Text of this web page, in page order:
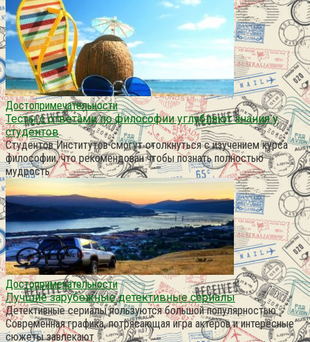
Достопримечательности
Тесты с ответами по философии углубляют знания у
студентов
Студентов Институтов смогут столкнуться с изучением курса
философии, что рекомендован чтобы познать полностью
мудрость
Достопримечательности
Лучшие зарубежные детективные сериалы
Детективные сериалы пользуются большой популярностью.
Современная графика, потрясающая игра актеров и интересные
сюжеты завлекают